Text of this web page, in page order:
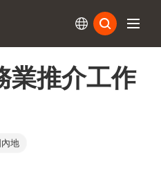
業推介工作
地